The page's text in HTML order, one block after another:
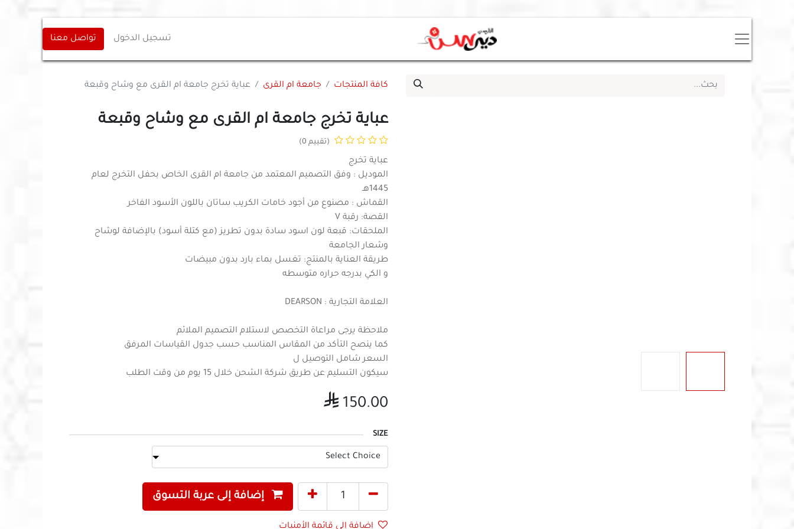
تسجيل الدخول تواصل معنا
كافة المنتجات جامعة ام القرى عباية تخرج جامعة ام القرى مع وشاح وقبعة
عباية تخرج جامعة ام القرى مع وشاح وقبعة
(تقييم 0)
عباية تخرج
الموديل : وفق التصميم المعتمد من جامعة ام القرى الخاص بحفل التخرج لعام
1445هـ
القماش : مصنوع من أجود خامات الكريب ساتان باللون الأسود الفاخر
القصة: رقبة V
الملحقات: قبعة لون اسود سادة بدون تطريز (مع كتلة أسود) بالإضافة لوشاح
وشعار الجامعة
طريقة العناية بالمنتج: تغسل بماء بارد بدون مبيضات
و الكي بدرجه حراره متوسطه
العلامة التجارية : DEARSON
ملاحظة يرجى مراعاة التخصص لاستلام التصميم الملائم
كما ينصح التأكد من المقاس المناسب حسب جدول القياسات المرفق
السعر شامل التوصيل ل
سيكون التسليم عن طريق شركة الشحن خلال 15 يوم من وقت الطلب
150.00

SIZE
إضافة إلى عربة التسوق
إضافة إلى قائمة الأمنيات